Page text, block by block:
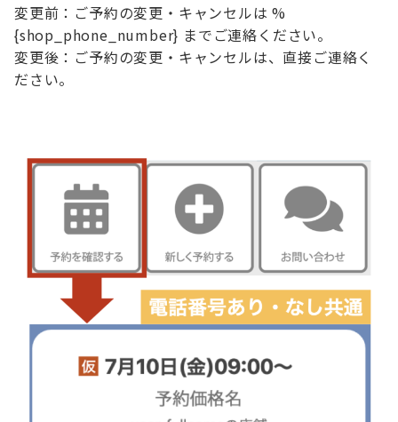
変更前：ご予約の変更・キャンセルは %
{shop_phone_number} までご連絡ください。
変更後：ご予約の変更・キャンセルは、直接ご連絡く
ださい。